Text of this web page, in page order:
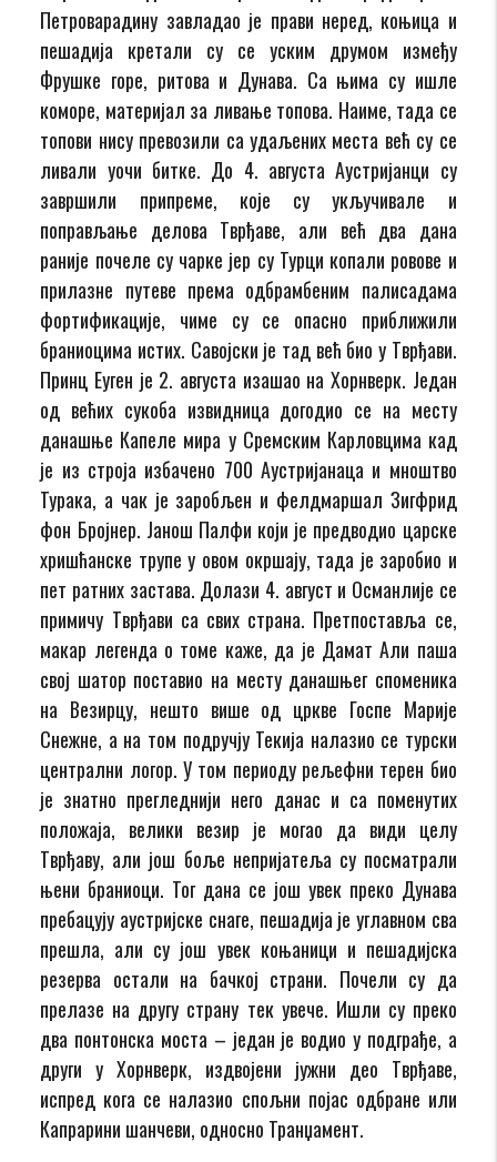
Петроварадину завладао је прави неред, коњица и
пешадија кретали су се уским друмом између
Фрушке горе, ритова и Дунава. Са њима су ишле
коморе, материјал за ливање топова. Наиме, тада се
топови нису превозили са удаљених места већ су се
ливали уочи битке. До 4. августа Аустријанци су
завршили припреме, које су укључивале и
поправљање делова Тврђаве, али већ два дана
раније почеле су чарке јер су Турци копали ровове и
прилазне путеве према одбрамбеним палисадама
фортификације, чиме су се опасно приближили
браниоцима истих. Савојски је тад већ био у Тврђави.
Принц Еуген је 2. августа изашао на Хорнверк. Један
од већих сукоба извидница догодио се на месту
данашње Капеле мира у Сремским Карловцима кад
је из строја избачено 700 Аустријанаца и мноштво
Турака, а чак је заробљен и фелдмаршал Зигфрид
фон Бројнер. Јанош Палфи који је предводио царске
хришћанске трупе у овом окршају, тада је заробио и
пет ратних застава. Долази 4. август и Османлије се
примичу Тврђави са свих страна. Претпоставља се,
макар легенда о томе каже, да је Дамат Али паша
свој шатор поставио на месту данашњег споменика
на Везирцу, нешто више од цркве Госпе Марије
Снежне, а на том подручју Текија налазио се турски
централни логор. У том периоду рељефни терен био
је знатно прегледнији него данас и са поменутих
положаја, велики везир је могао да види целу
Тврђаву, али још боље непријатеља су посматрали
њени браниоци. Тог дана се још увек преко Дунава
пребацују аустријске снаге, пешадија је углавном сва
прешла, али су још увек коњаници и пешадијска
резерва остали на бачкој страни. Почели су да
прелазе на другу страну тек увече. Ишли су преко
два понтонска моста – један је водио у подграђе, а
други у Хорнверк, издвојени јужни део Тврђаве,
испред кога се налазио спољни појас одбране или
Капрарини шанчеви, односно Транџамент.